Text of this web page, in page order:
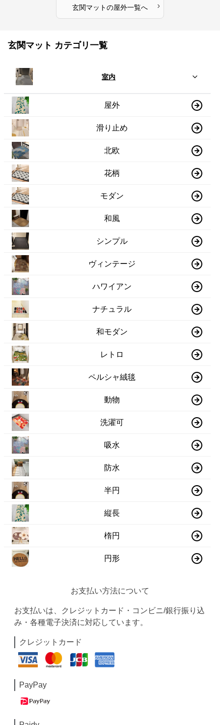
玄関マットの屋外一覧へ ›
玄関マット カテゴリ一覧
室内
屋外
滑り止め
北欧
花柄
モダン
和風
シンプル
ヴィンテージ
ハワイアン
ナチュラル
和モダン
レトロ
ペルシャ絨毯
動物
洗濯可
吸水
防水
半円
縦長
楕円
円形
お支払い方法について
お支払いは、クレジットカード・コンビニ/銀行振り込
み・各種電子決済に対応しています。
クレジットカード
PayPay